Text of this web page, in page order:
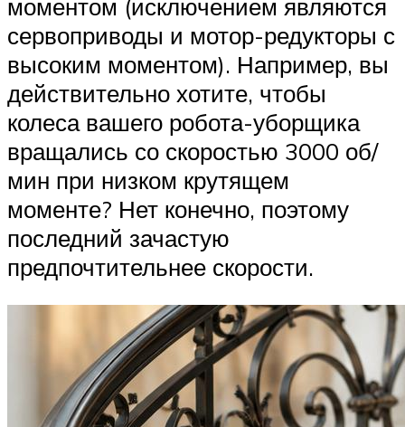
моментом (исключением являются
сервоприводы и мотор-редукторы с
высоким моментом). Например, вы
действительно хотите, чтобы
колеса вашего робота-уборщика
вращались со скоростью 3000 об/
мин при низком крутящем
моменте? Нет конечно, поэтому
последний зачастую
предпочтительнее скорости.